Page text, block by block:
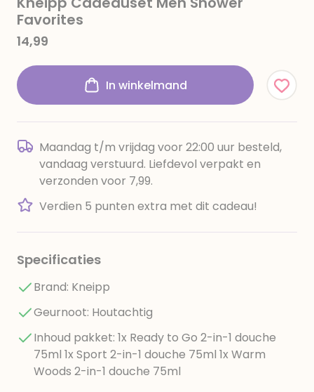
Favorites
14,99
In winkelmand
Maandag t/m vrijdag voor 22:00 uur besteld,
vandaag verstuurd. Liefdevol verpakt en
verzonden voor 7,99.
Verdien 5 punten extra met dit cadeau!
Specificaties
Brand: Kneipp
Geurnoot: Houtachtig
Inhoud pakket: 1x Ready to Go 2-in-1 douche
75ml 1x Sport 2-in-1 douche 75ml 1x Warm
Woods 2-in-1 douche 75ml